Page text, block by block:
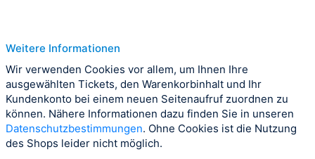
Weitere Informationen
Wir verwenden Cookies vor allem, um Ihnen Ihre
ausgewählten Tickets, den Warenkorbinhalt und Ihr
Kundenkonto bei einem neuen Seitenaufruf zuordnen zu
können. Nähere Informationen dazu finden Sie in unseren
Datenschutzbestimmungen. Ohne Cookies ist die Nutzung
des Shops leider nicht möglich.